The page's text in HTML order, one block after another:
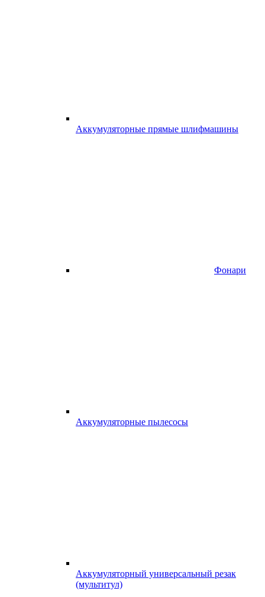
Аккумуляторные прямые шлифмашины
Фонари
Аккумуляторные пылесосы
Аккумуляторный универсальный резак
(мультитул)